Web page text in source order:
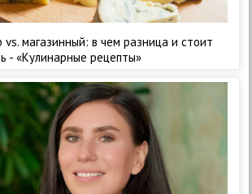
магазинный: в чем разница и стоит
- «Кулинарные рецепты»